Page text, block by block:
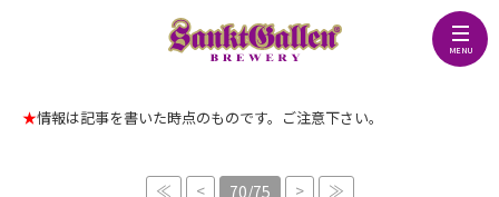
★情報は記事を書いた時点のものです。ご注意下さい。
≪ < 70/75 > ≫